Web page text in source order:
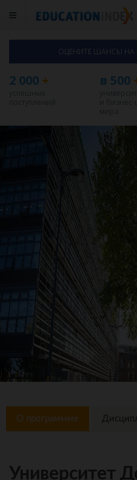
ОЦЕНИТЕ ШАНСЫ НА
2 000 + в 500
О программме
Университет